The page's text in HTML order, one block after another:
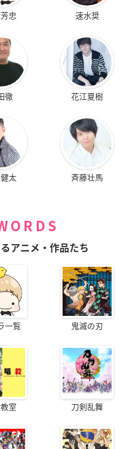
忠 速水奨
徹 花江夏樹
太 斉藤壮馬
アニメ・作品たち
一覧 鬼滅の刃
室 刀剣乱舞